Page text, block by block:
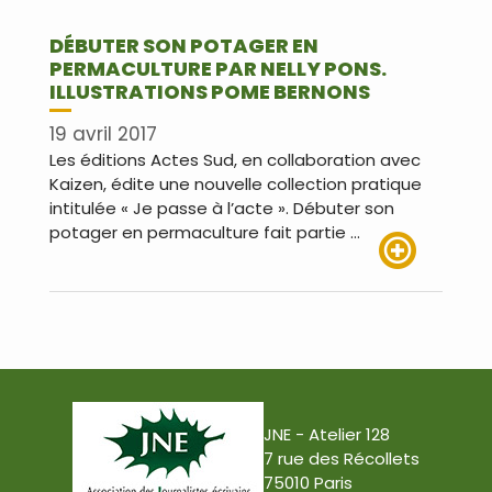
DÉBUTER SON POTAGER EN
PERMACULTURE PAR NELLY PONS.
ILLUSTRATIONS POME BERNONS
19 avril 2017
Les éditions Actes Sud, en collaboration avec
Kaizen, édite une nouvelle collection pratique
intitulée « Je passe à l’acte ». Débuter son
potager en permaculture fait partie …
JNE - Atelier 128
7 rue des Récollets
75010 Paris